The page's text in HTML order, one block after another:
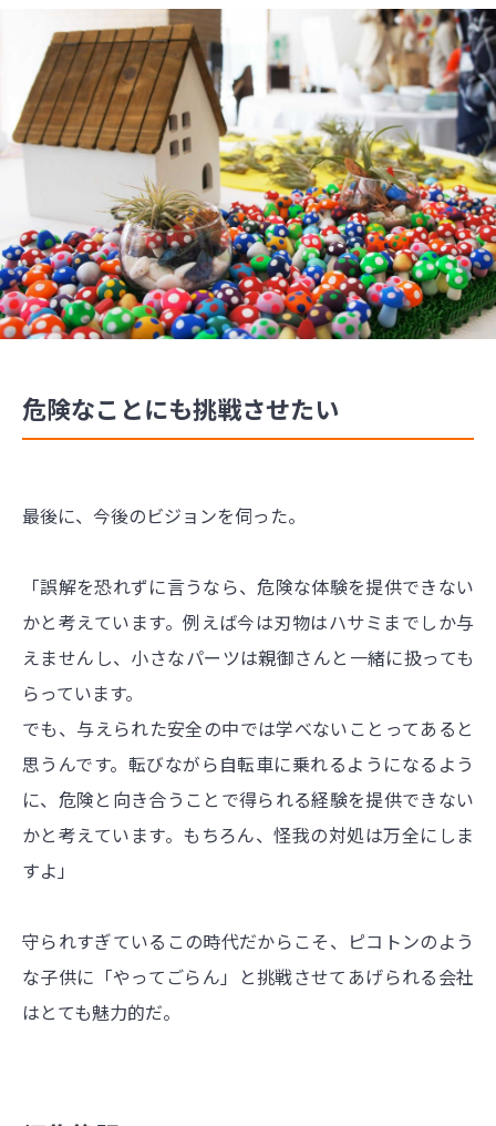
危険なことにも挑戦させたい
最後に、今後のビジョンを伺った。
「誤解を恐れずに言うなら、危険な体験を提供できない
かと考えています。例えば今は刃物はハサミまでしか与
えませんし、小さなパーツは親御さんと一緒に扱っても
らっています。
でも、与えられた安全の中では学べないことってあると
思うんです。転びながら自転車に乗れるようになるよう
に、危険と向き合うことで得られる経験を提供できない
かと考えています。もちろん、怪我の対処は万全にしま
すよ」
守られすぎているこの時代だからこそ、ピコトンのよう
な子供に「やってごらん」と挑戦させてあげられる会社
はとても魅力的だ。